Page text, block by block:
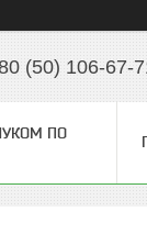
(50) 106-67-
ПО